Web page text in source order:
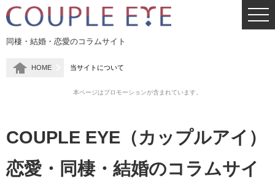
同棲・結婚・恋愛のコラムサイト
HOME 当サイトについて
本ページはプロモーションが含まれています。
COUPLE EYE（カップルアイ）
恋愛・同棲・結婚のコラムサイ